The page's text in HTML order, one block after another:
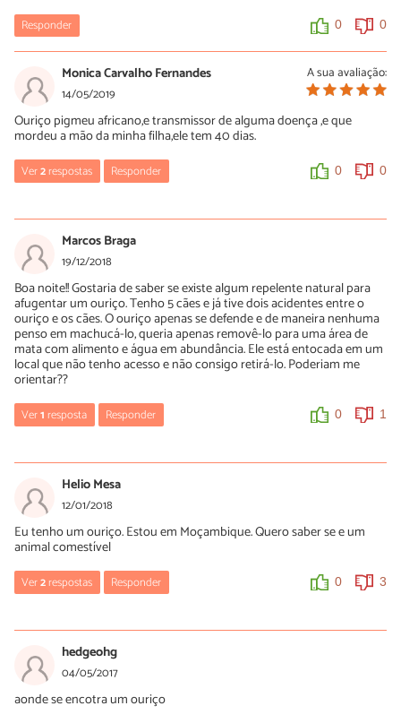
Responder 0 0
A sua avaliação:
Monica Carvalho Fernandes
14/05/2019
Ouriço pigmeu africano,e transmissor de alguma doença ,e que
mordeu a mão da minha filha,ele tem 40 dias.
Ver2respostas Responder 0 0
24/07/2020
ouriços não mordem
0
robson
10/04/2024
morde sim , o meu ja mordeu varias vezes
Marcos Braga
19/12/2018
Boa noite!! Gostaria de saber se existe algum repelente natural para
afugentar um ouriço. Tenho 5 cães e já tive dois acidentes entre o
ouriço e os cães. O ouriço apenas se defende e de maneira nenhuma
penso em machucá-lo, queria apenas removê-lo para uma área de
mata com alimento e água em abundância. Ele está entocada em um
local que não tenho acesso e não consigo retirá-lo. Poderiam me
orientar??
Ver1resposta Responder 0 1
02/09/2020
da ele pra min que eu cuido
0
Helio Mesa
12/01/2018
Eu tenho um ouriço. Estou em Moçambique. Quero saber se e um
animal comestível
Ver2respostas Responder 0 3
10/07/2018
Pergunte-lhe!
hedgeohg
04/05/2017
aonde se encotra um ouriço